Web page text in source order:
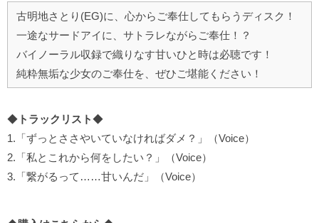
古明地さとり(EG)に、心からご奉仕してもらうディスク！
一途なサードアイに、サトラレながらご奉仕！？
バイノーラル収録で織りなす甘いひと時は必聴です！
純粋無垢な少女のご奉仕を、ぜひご堪能ください！
◆ トラックリスト◆
1.「ずっとささやいていなければダメ？」（Voice）
2.「私とこれから何をしたい？」（Voice）
3.「繋がるって……甘いんだ」（Voice）